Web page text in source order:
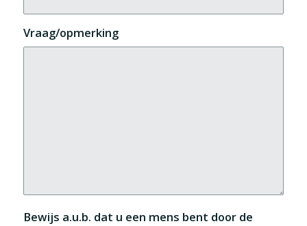
Vraag/opmerking
Bewijs a.u.b. dat u een mens bent door de